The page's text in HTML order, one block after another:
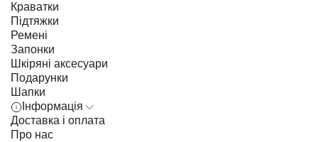
Краватки
Підтяжки
Ремені
Запонки
Шкіряні аксесуари
Подарунки
Шапки
Інформація
Доставка і оплата
Про нас